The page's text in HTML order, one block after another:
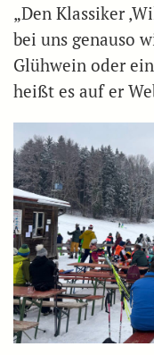
„Den Klassiker
bei uns genauso
Glühwein oder
heißt es auf er